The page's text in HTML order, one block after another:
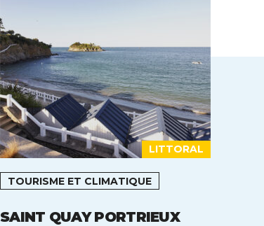
LITTORAL
TOURISME ET CLIMATIQUE
SAINT QUAY PORTRIEUX